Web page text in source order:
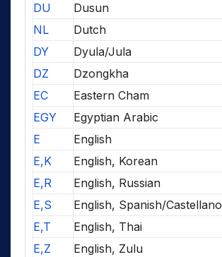
DU
Dusun
NL
Dutch
DY
Dyula/Jula
DZ
Dzongkha
EC
Eastern Cham
EGY
Egyptian Arabic
E
English
E,K
English, Korean
E,R
English, Russian
E,S
English, Spanish/Castellano
E,T
English, Thai
E,Z
English, Zulu